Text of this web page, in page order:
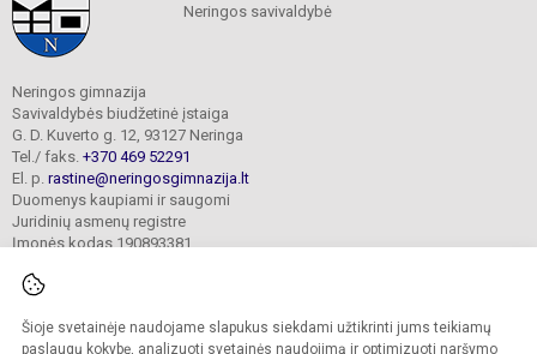
Šioje svetainėje naudojame slapukus siekdami užtikrinti jums teikiamų
paslaugų kokybę, analizuoti svetainės naudojimą ir optimizuoti naršymo
Neringos savivaldybė
Neringos gimnazija
Savivaldybės biudžetinė įstaiga
G. D. Kuverto g. 12, 93127 Neringa
Tel./ faks. +370 469 52291
El. p. rastine@neringosgimnazija.lt
Duomenys kaupiami ir saugomi
Juridinių asmenų registre
Įmonės kodas 190893381
© 2026. Neringos gimnazija. Visos teisės saugomos.
Kopijuoti turinį be raštiško įstaigos administracijos sutikimo griežtai draudžiama.